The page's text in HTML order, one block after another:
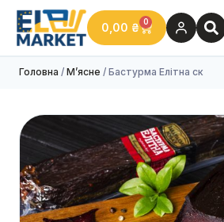
0,00 ₴ 0
Головна / М’ясне / Бастурма Елітна ск